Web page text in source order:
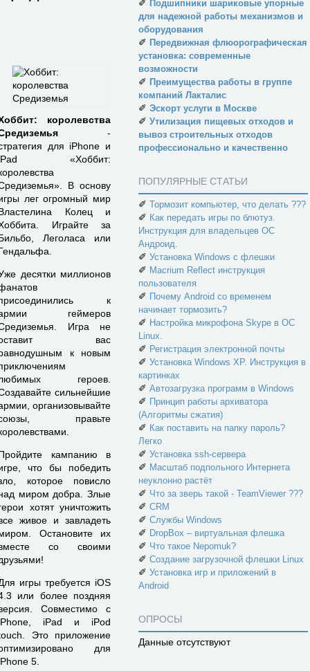
королевства
-
для iPhone и
«Хоббит:
В основу
лег огромный мир
Колец и
Играйте за
Леголаса или
десятки миллионов
к
геймеров
Игра не
вас
к новым
героев.
сильнейшие
организовывайте
правьте
кампанию в
что бы победить
которое повисло
миром добра. Злые
хотят уничтожить
живое и завладеть
Остановите их
со своими
игры требуется iOS
или более поздняя
Совместимо с
iPad и iPod
Это приложение
для
5.
✐ Подшипники шариковые упорные
для надежной работы механизмов и
оборудования
✐ Передвижная флюорографическая
установка: современные
возможности
✐ Преимущества работы в группе
компаний Лакталис
✐ Эскорт услуги в Москве
✐ Утилизация пищевых отходов и
вывоз строительных отходов
профессионально и качественно
ПОПУЛЯРНЫЕ СТАТЬИ
✐ Тормозит компьютер, что делать ???
✐ Как передать игры по блютуз.
Инструкция для владельцев ОС
Андроид.
✐ Установка Windows с флешки
✐ Macrium Reflect инструкция
пользователя
✐ Почему Android со временем
начинает тормозить?
✐ Настройка микрофона Skype в ОС
Linux.
✐ Регистрация электронной почты
✐ Установка Windows XP. Инструкция в
картинках
✐ Автозагрузка программ в Windows
✐ Принцип работы архиватора
(Алгоритмы сжатия)
✐ Как поставить на папку пароль?
Легко
✐ Установка ssh-сервера
✐ Масштаб подпольного Интернета
неуклонно растёт
✐ Что за зверь такой - TeamViewer ???
✐ CRM
✐ Службы Windows
✐ DropBox – виртуальная флешка
✐ Что такое Nepomuk?
✐ Создание загрузочной флешки Linux
✐ Установка игр и приложений в
Android
ОПРОСЫ
Данные отсутствуют